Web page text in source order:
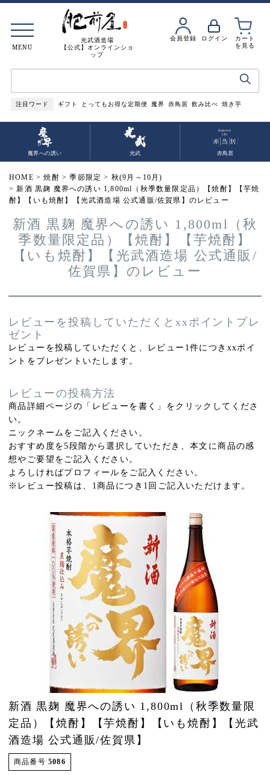
光武酒造場
【公式】オンラインショ
ップ
会員登録 ログイン
カート
を見る
注目ワード ギフト とってもお得な定期便 魔界 赤鳥居 飲み比べ 焼き芋
MENU
魔界への誘い 光武 赤鳥居
HOME 焼酎 季節限定
秋(9月～10月)
新酒 黒麹 魔界への誘い 1,800ml（秋季数量限定品）【焼酎】【芋焼
酎】【いも焼酎】【光武酒造場 公式通販/佐賀県】のレビュー
新酒 黒麹 魔界への誘い 1,800ml（秋
季数量限定品）【焼酎】【芋焼酎】
【いも焼酎】【光武酒造場 公式通販/
佐賀県】のレビュー
レビューを投稿していただくとxxポイントプレ
ゼント
レビューを投稿していただくと、レビュー1件につきxxポイ
ントをプレゼントいたします。
レビューの投稿方法
商品詳細ページの「レビューを書く」をクリックしてくださ
い。
ニックネームをご記入ください。
おすすめ度を5段階から選択していただき、本文に商品の感
想やご要望をご記入ください。
よろしければプロフィールをご記入ください。
※レビュー投稿は、1商品につき1回ご記入いただけます。
新酒 黒麹 魔界への誘い 1,800ml（秋季数量限
定品）【焼酎】【芋焼酎】【いも焼酎】【光武
酒造場 公式通販/佐賀県】
商品番号 5086